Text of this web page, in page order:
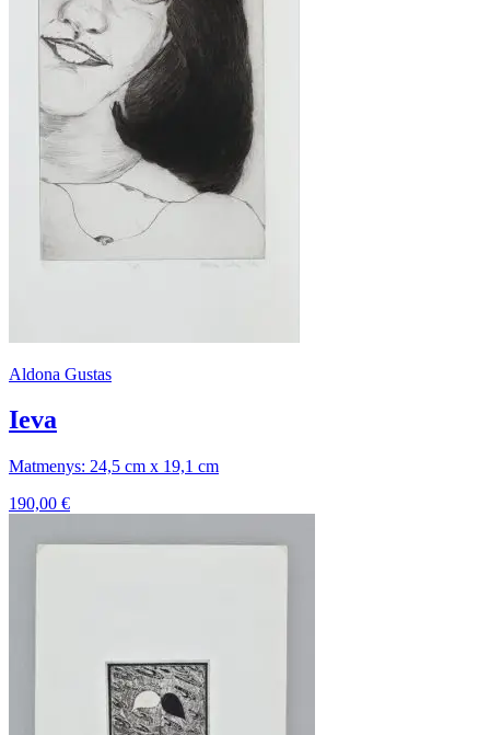
Aldona Gustas
Ieva
Matmenys: 24,5 cm x 19,1 cm
190,00 €